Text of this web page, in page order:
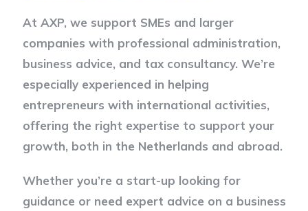
At AXP, we support SMEs and larger
companies with professional administration,
business advice, and tax consultancy. We’re
especially experienced in helping
entrepreneurs with international activities,
offering the right expertise to support your
growth, both in the Netherlands and abroad.
Whether you’re a start-up looking for
guidance or need expert advice on a business